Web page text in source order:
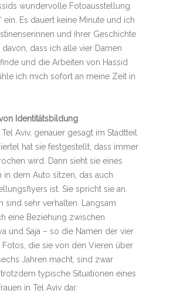
wundervolle Fotoausstellung
“ ein. Es dauert keine Minute und ich
und ihrer Geschichte
dass ich alle vier Damen
und die Arbeiten von Hassid
ich mich sofort an meine Zeit in
Identitätsbildung
Aviv, genauer gesagt im Stadtteil
hat sie festgestellt, dass immer
wird. Dann sieht sie eines
in dem Auto sitzen, das auch
ist. Sie spricht sie an.
sind sehr verhalten. Langsam
eine Beziehung zwischen
und Saja – so die Namen der vier
Fotos, die sie von den Vieren über
Jahren macht, sind zwar
typische Situationen eines
in Tel Aviv dar.